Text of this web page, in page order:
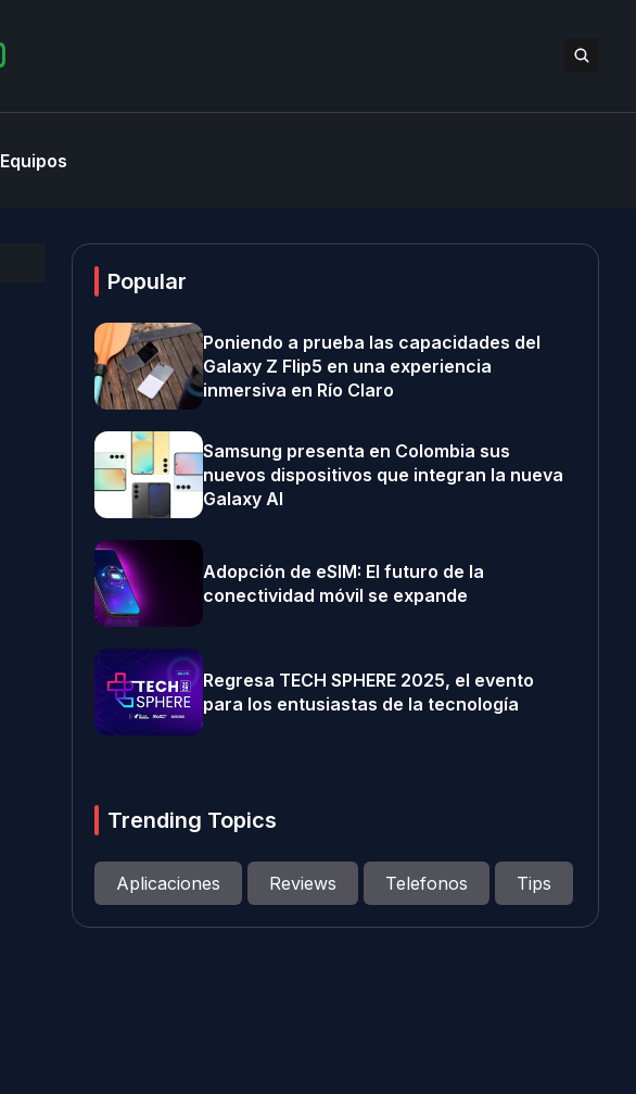
Equipos
Popular
Poniendo a prueba las capacidades del
Galaxy Z Flip5 en una experiencia
inmersiva en Río Claro
Samsung presenta en Colombia sus
nuevos dispositivos que integran la nueva
Galaxy AI
Adopción de eSIM: El futuro de la
conectividad móvil se expande
Regresa TECH SPHERE 2025, el evento
para los entusiastas de la tecnología
Trending Topics
Aplicaciones Reviews Telefonos Tips